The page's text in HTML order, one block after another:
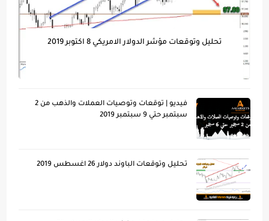
تحليل وتوقعات مؤشر الدولار الامريكي 8 اكتوبر 2019
فيديو | توقعات وتوصيات العملات والذهب من 2
سبتمبر حتي 9 سبتمبر 2019
تحليل وتوقعات الباوند دولار 26 اغسطس 2019